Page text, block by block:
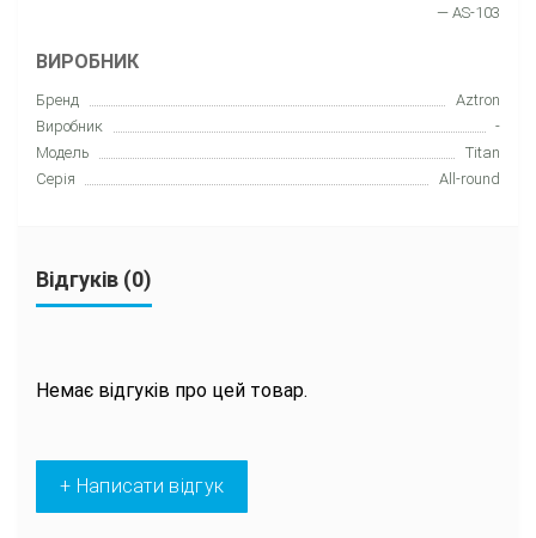
— AS-103
ВИРОБНИК
Бренд
Aztron
Виробник
-
Модель
Titan
Серія
All-round
Відгуків (0)
Немає відгуків про цей товар.
+ Написати відгук